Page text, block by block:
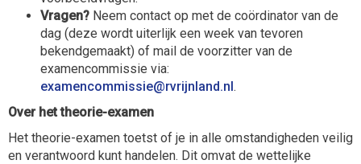
Vragen? Neem contact op met de coördinator van de
dag (deze wordt uiterlijk een week van tevoren
bekendgemaakt) of mail de voorzitter van de
examencommissie via:
eissimmocnemaxe@rvrijnland.nl.
Over het theorie-examen
Het theorie-examen toetst of je in alle omstandigheden veilig
en verantwoord kunt handelen. Dit omvat de wettelijke